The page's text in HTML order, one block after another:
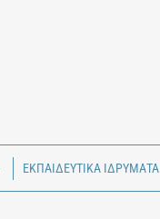
ΕΚΠΑΙΔΕΥΤΙΚΑ ΙΔΡΥΜΑΤΑ